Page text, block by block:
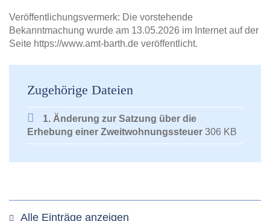
Veröffentlichungsvermerk: Die vorstehende
Bekanntmachung wurde am 13.05.2026 im Internet auf der
Seite https://www.amt-barth.de veröffentlicht.
Zugehörige Dateien
1. Änderung zur Satzung über die
Erhebung einer Zweitwohnungssteuer 306 KB
Alle Einträge anzeigen